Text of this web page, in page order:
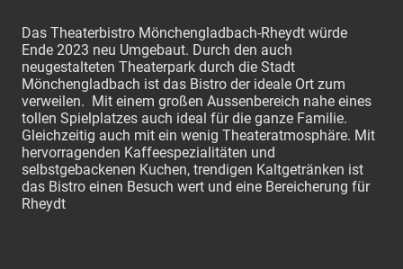
Das Theaterbistro Mönchengladbach-Rheydt würde
Ende 2023 neu Umgebaut. Durch den auch
neugestalteten Theaterpark durch die Stadt
Mönchengladbach ist das Bistro der ideale Ort zum
verweilen. Mit einem großen Aussenbereich nahe eines
tollen Spielplatzes auch ideal für die ganze Familie.
Gleichzeitig auch mit ein wenig Theateratmosphäre. Mit
hervorragenden Kaffeespezialitäten und
selbstgebackenen Kuchen, trendigen Kaltgetränken ist
das Bistro einen Besuch wert und eine Bereicherung für
Rheydt